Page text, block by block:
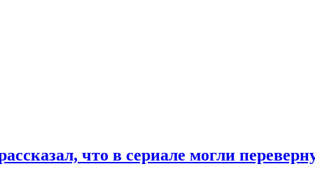
что в сериале могли